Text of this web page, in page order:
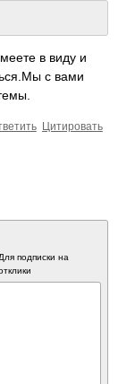
в виду и
с вами
Цитировать
Для подписки на